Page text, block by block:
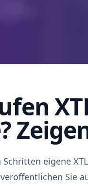
eigene
Sie